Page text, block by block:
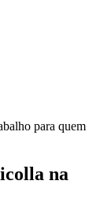
para quem
na